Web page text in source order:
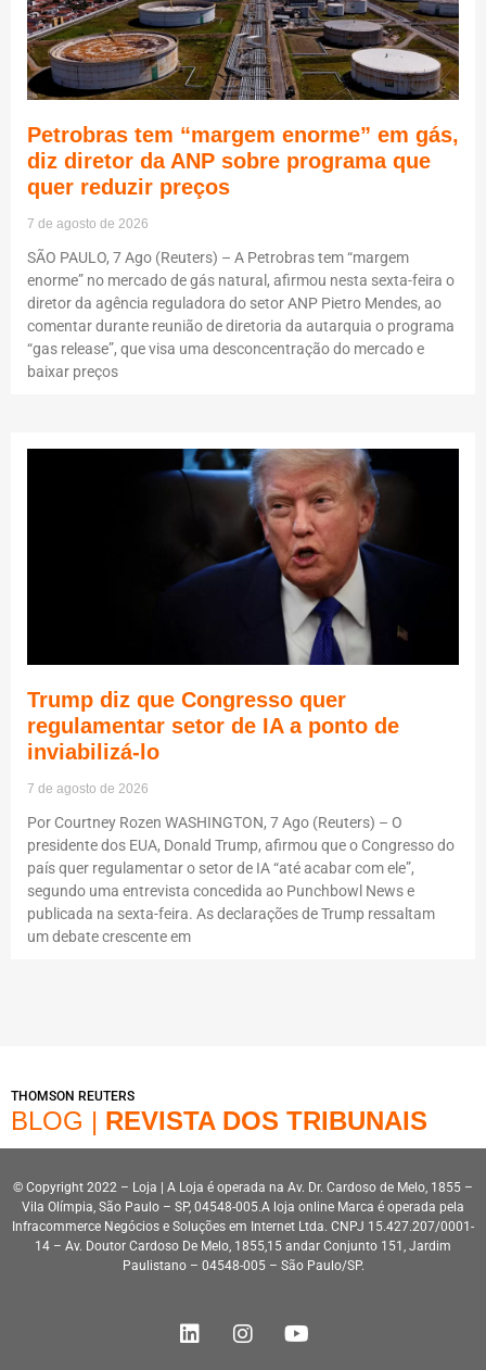
Petrobras tem “margem enorme” em gás,
diz diretor da ANP sobre programa que
quer reduzir preços
7 de agosto de 2026
SÃO PAULO, 7 Ago (Reuters) – A Petrobras tem “margem
enorme” no mercado de gás natural, afirmou nesta sexta-feira o
diretor da agência reguladora do setor ANP Pietro Mendes, ao
comentar durante reunião de diretoria da autarquia o programa
“gas release”, que visa uma desconcentração do mercado e
baixar preços
Trump diz que Congresso quer
regulamentar setor de IA a ponto de
inviabilizá-lo
7 de agosto de 2026
Por Courtney Rozen WASHINGTON, 7 Ago (Reuters) – O
presidente dos EUA, Donald Trump, afirmou que o Congresso do
país quer regulamentar o setor de IA “até acabar com ele”,
segundo uma entrevista concedida ao Punchbowl News e
publicada na sexta-feira. As declarações de Trump ressaltam
um debate crescente em
THOMSON REUTERS
BLOG | REVISTA DOS TRIBUNAIS
© Copyright 2022 – Loja | A Loja é operada na Av. Dr. Cardoso de Melo, 1855 –
Vila Olímpia, São Paulo – SP, 04548-005.A loja online Marca é operada pela
Infracommerce Negócios e Soluções em Internet Ltda. CNPJ 15.427.207/0001-
14 – Av. Doutor Cardoso De Melo, 1855,15 andar Conjunto 151, Jardim
Paulistano – 04548-005 – São Paulo/SP.